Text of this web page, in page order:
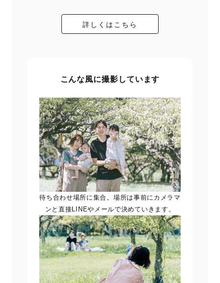
詳しくはこちら
こんな風に撮影しています
待ち合わせ場所に集合。場所は事前にカメラマ
ンと直接LINEやメールで決めていきます。